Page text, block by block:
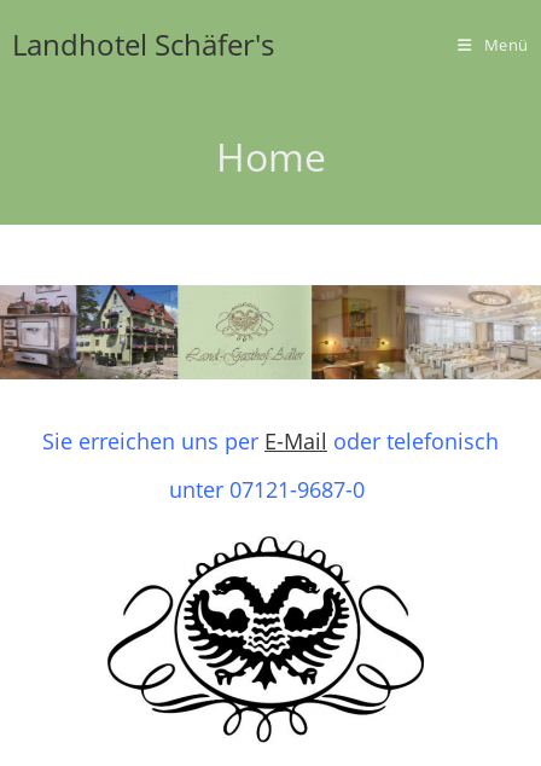
Inhalt
Landhotel Schäfer's Menü
Home
Sie erreichen uns per E-Mail oder telefonisch
unter 07121-9687-0